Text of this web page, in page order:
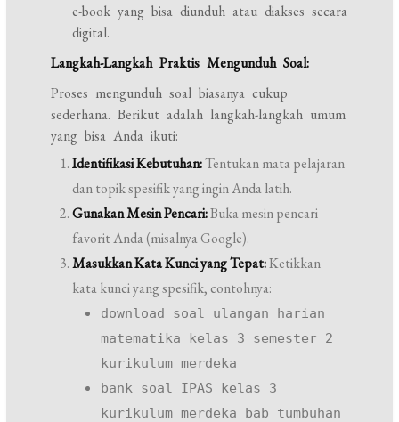
e-book yang bisa diunduh atau diakses secara
digital.
Langkah-Langkah Praktis Mengunduh Soal:
Proses mengunduh soal biasanya cukup
sederhana. Berikut adalah langkah-langkah umum
yang bisa Anda ikuti:
Identifikasi Kebutuhan:Tentukan mata pelajaran
dan topik spesifik yang ingin Anda latih.
Gunakan Mesin Pencari:Buka mesin pencari
favorit Anda (misalnya Google).
Masukkan Kata Kunci yang Tepat:Ketikkan
kata kunci yang spesifik, contohnya:
download soal ulangan harian
matematika kelas 3 semester 2
kurikulum merdeka
bank soal IPAS kelas 3
kurikulum merdeka bab tumbuhan